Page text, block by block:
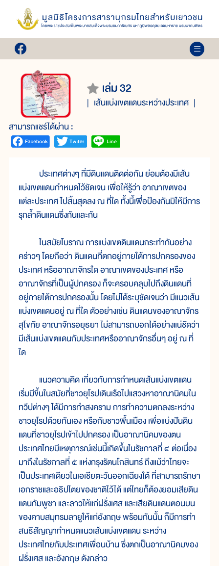
เล่ม 32
เส้นแบ่งเขตแดนระหว่างประเทศ
สามารถแชร์ได้ผ่าน :
ประเทศต่างๆ ที่มีดินแดนติดต่อกัน ย่อมต้องมีเส้น
แบ่งเขตแดนกำหนดไว้ชัดเจน เพื่อให้รู้ว่า อาณาเขตของ
แต่ละประเทศ ไปสิ้นสุดลง ณ ที่ใด ทั้งนี้เพื่อป้องกันมิให้มีการ
รุกล้ำดินแดนซึ่งกันและกัน
ในสมัยโบราณ การแบ่งเขตดินแดนกระทำกันอย่าง
คร่าวๆ โดยถือว่า ดินแดนที่ตกอยู่ภายใต้การปกครองของ
ประเทศ หรืออาณาจักรใด อาณาเขตของประเทศ หรือ
อาณาจักรที่เป็นผู้ปกครอง ก็จะครอบคลุมไปถึงดินแดนที่
อยู่ภายใต้การปกครองนั้น โดยไม่ได้ระบุชัดเจนว่า มีแนวเส้น
แบ่งเขตแดนอยู่ ณ ที่ใด ตัวอย่างเช่น ดินแดนของอาณาจักร
สุโขทัย อาณาจักรอยุธยา ไม่สามารถบอกได้อย่างแน่ชัดว่า
มีเส้นแบ่งเขตแดนกับประเทศหรืออาณาจักรอื่นๆ อยู่ ณ ที่
ใด
แนวความคิด เกี่ยวกับการกำหนดเส้นแบ่งเขตแดน
เริ่มมีขึ้นในสมัยที่ชาวยุโรปเดินเรือไปแสวงหาอาณานิคมใน
ทวีปต่างๆ ได้มีการทำสงคราม การทำความตกลงระหว่าง
ชาวยุโรปด้วยกันเอง หรือกับชาวพื้นเมือง เพื่อแบ่งปันดิน
แดนที่ชาวยุโรปเข้าไปปกครอง เป็นอาณานิคมของตน
ประเทศไทยมีเหตุการณ์เช่นนี้เกิดขึ้นในรัชกาลที่ ๔ ต่อเนื่อง
มาถึงในรัชกาลที่ ๕ แห่งกรุงรัตนโกสินทร์ ถึงแม้ว่าไทยจะ
เป็นประเทศเดียวในเอเชียตะวันออกเฉียงใต้ ที่สามารถรักษา
เอกราชและอธิปไตยของชาติไว้ได้ แต่ไทยก็ต้องยอมเสียดิน
แดนกัมพูชา และลาวให้แก่ฝรั่งเศส และเสียดินแดนตอนบน
ของคาบสมุทรมลายูให้แก่อังกฤษ พร้อมกันนั้น ก็มีการทำ
สนธิสัญญากำหนดแนวเส้นแบ่งเขตแดน ระหว่าง
ประเทศไทยกับประเทศเพื่อนบ้าน ซึ่งตกเป็นอาณานิคมของ
ฝรั่งเศส และอังกฤษ ดังกล่าว